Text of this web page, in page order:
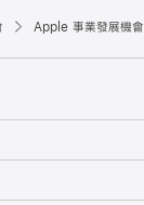
Apple 事業發展機會